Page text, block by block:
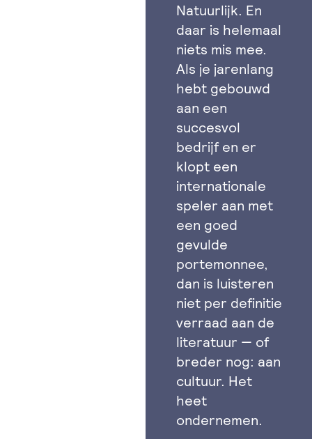
Natuurlijk. En
daar is helemaal
niets mis mee.
Als je jarenlang
hebt gebouwd
aan een
succesvol
bedrijf en er
klopt een
internationale
speler aan met
een goed
gevulde
portemonnee,
dan is luisteren
niet per definitie
verraad aan de
literatuur — of
breder nog: aan
cultuur. Het
heet
ondernemen.